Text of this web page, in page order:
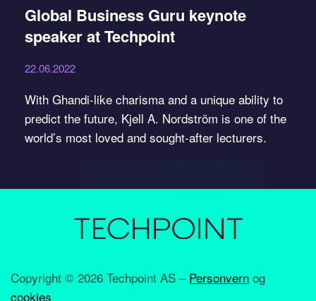
Global Business Guru keynote
speaker at Techpoint
22.06.2022
With Ghandi-like charisma and a unique ability to
predict the future, Kjell A. Nordström is one of the
world’s most loved and sought-after lecturers.
Copyright © 2026 Techpoint AS – Personvern og
cookies